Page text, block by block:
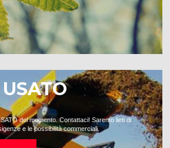
del momento. Contattaci! Saremo lieti di
e le possibilità commerciali.